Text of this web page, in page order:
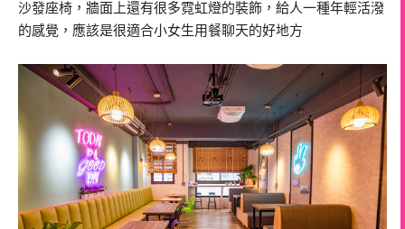
沙發座椅，牆面上還有很多霓虹燈的裝飾，給人一種年輕活潑
的感覺，應該是很適合小女生用餐聊天的好地方